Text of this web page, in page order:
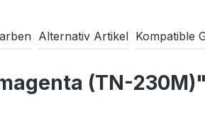
Alternativ Artikel Kompatible
(TN-230M)"